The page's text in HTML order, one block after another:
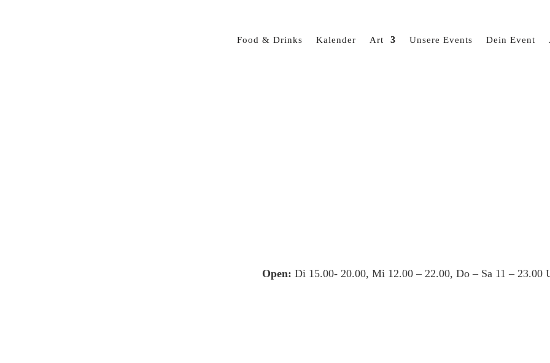
Food & Drinks Kalender Art Unsere Events Dein Event
Open: Di 15.00- 20.00, Mi 12.00 – 22.00, Do – Sa 11 – 23.00